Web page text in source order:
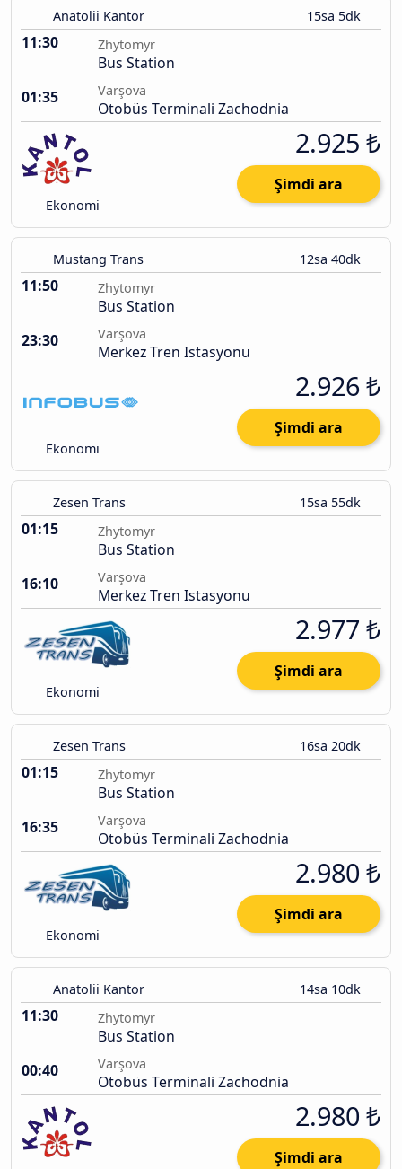
Anatolii Kantor 15sa 5dk
11:30 Zhytomyr
Bus Station
01:35
Varşova
Otobüs Terminali Zachodnia
Ekonomi
2.925 ₺
Şimdi ara
Mustang Trans 12sa 40dk
11:50 Zhytomyr
Bus Station
23:30
Varşova
Merkez Tren Istasyonu
Ekonomi
2.926 ₺
Şimdi ara
Zesen Trans 15sa 55dk
01:15 Zhytomyr
Bus Station
16:10
Varşova
Merkez Tren Istasyonu
Ekonomi
2.977 ₺
Şimdi ara
Zesen Trans 16sa 20dk
01:15 Zhytomyr
Bus Station
16:35
Varşova
Otobüs Terminali Zachodnia
Ekonomi
2.980 ₺
Şimdi ara
Anatolii Kantor 14sa 10dk
11:30 Zhytomyr
Bus Station
00:40
Varşova
Otobüs Terminali Zachodnia
2.980 ₺
Şimdi ara